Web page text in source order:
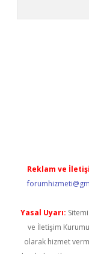
Reklam ve
Yasal Uyarı:
ve İletişim
olarak hizmet